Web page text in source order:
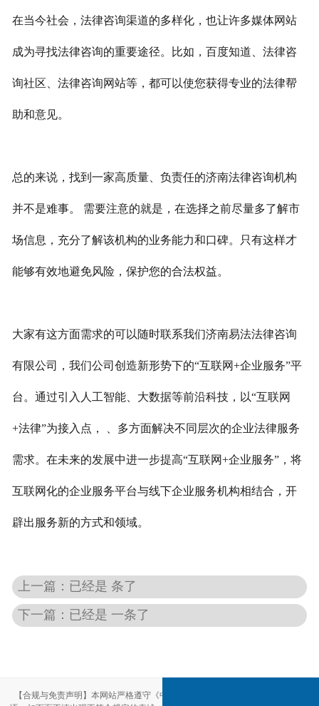
在当今社会，法律咨询渠道的多样化，也让许多媒体网站
成为寻找法律咨询的重要途径。比如，百度知道、法律咨
询社区、法律咨询网站等，都可以使您获得专业的法律帮
助和意见。
总的来说，找到一家高质量、负责任的济南法律咨询机构
并不是难事。 需要注意的就是，在选择之前尽量多了解市
场信息，充分了解该机构的业务能力和口碑。只有这样才
能够有效地避免风险，保护您的合法权益。
大家有这方面需求的可以随时联系我们济南易法法律咨询
有限公司，我们公司创造新形势下的“互联网+企业服务”平
台。通过引入人工智能、大数据等前沿科技，以“互联网
+法律”为接入点， 、多方面解决不同层次的企业法律服务
需求。在未来的发展中进一步提高“互联网+企业服务”，将
互联网化的企业服务平台与线下企业服务机构相结合，开
辟出服务新的方式和领域。
上一篇：已经是 条了
下一篇：已经是 一条了
【合规与免责声明】本网站严格遵守《中华人民共和国广告法》，尽力规范用